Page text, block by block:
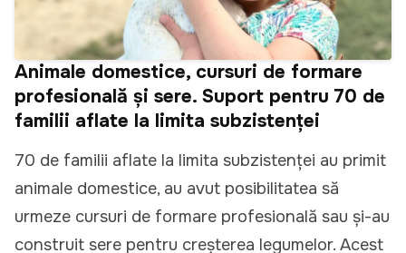
Animale domestice, cursuri de formare
profesională și sere. Suport pentru 70 de
familii aflate la limita subzistenței
70 de familii aflate la limita subzistenței au primit
animale domestice, au avut posibilitatea să
urmeze cursuri de formare profesională sau și-au
construit sere pentru creșterea legumelor. Acest